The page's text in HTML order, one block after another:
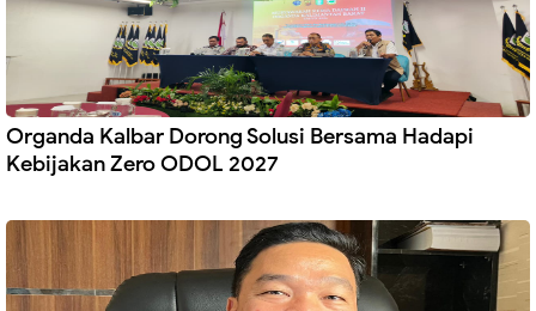
Organda Kalbar Dorong Solusi Bersama Hadapi
Kebijakan Zero ODOL 2027